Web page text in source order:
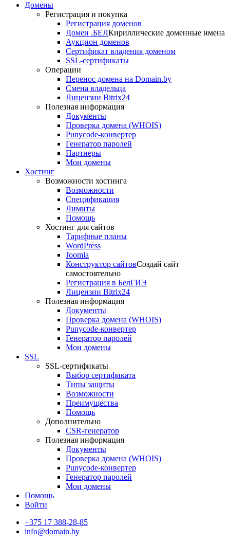
Домены
Регистрация и покупка
Регистрация доменов
Домен .БЕЛКириллические доменные имена
Аукцион доменов
Сертификат владения доменом
SSL-сертификаты
Операции
Перенос домена на Domain.by
Смена владельца
Лицензии Bitrix24
Полезная информация
Документы
Проверка домена (WHOIS)
Punycode-конвертер
Генератор паролей
Партнеры
Мои домены
Хостинг
Возможности хостинга
Возможности
Спецификация
Лимиты
Помощь
Хостинг для сайтов
Тарифные планы
WordPress
Joomla
Конструктор сайтовСоздай сайт
самостоятельно
Регистрация в БелГИЭ
Лицензии Bitrix24
Полезная информация
Документы
Проверка домена (WHOIS)
Punycode-конвертер
Генератор паролей
Мои домены
SSL
SSL-сертификаты
Выбор сертификата
Типы защиты
Возможности
Преимущества
Помощь
Дополнительно
CSR-генератор
Полезная информация
Документы
Проверка домена (WHOIS)
Punycode-конвертер
Генератор паролей
Мои домены
Помощь
Войти
+375 17 388-28-85
info@domain.by